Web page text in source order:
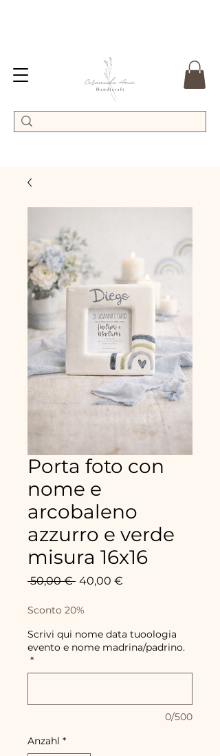
Porta foto con
nome e
arcobaleno
azzurro e verde
misura 16x16
50,00 € Standardpreis
40,00 €
Sconto 20%
Scrivi qui nome data tuoologia
evento e nome madrina/padrino.
*
0/500
Anzahl *